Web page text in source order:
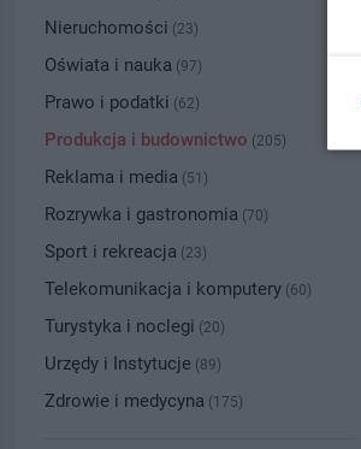
Nieruchomości (23)
Oświata i nauka (97)
Prawo i podatki (62)
Produkcja i budownictwo (205)
Reklama i media (51)
Rozrywka i gastronomia (70)
Sport i rekreacja (23)
Telekomunikacja i komputery (60)
Turystyka i noclegi (20)
Urzędy i Instytucje (89)
Zdrowie i medycyna (175)